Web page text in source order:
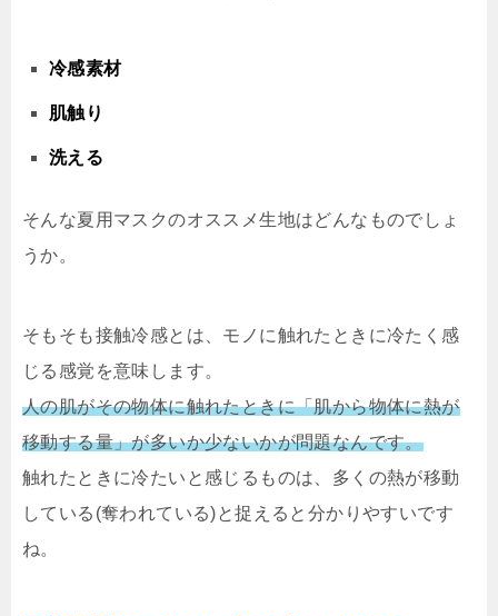
冷感素材
肌触り
洗える
そんな夏用マスクのオススメ生地はどんなものでしょ
うか。
そもそも接触冷感とは、モノに触れたときに冷たく感
じる感覚を意味します。
人の肌がその物体に触れたときに「肌から物体に熱が
移動する量」が多いか少ないかが問題なんです。
触れたときに冷たいと感じるものは、多くの熱が移動
している(奪われている)と捉えると分かりやすいです
ね。